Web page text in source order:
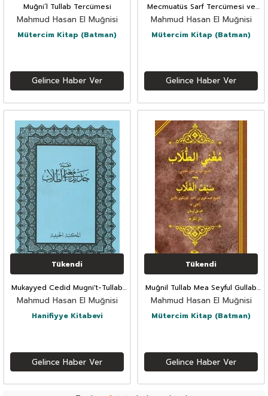
Muğni’l Tullab Tercümesi
Mahmud Hasan El Muğnisi
Mütercim Kitap (Batman)
Gelince Haber Ver
Mecmuatüs Sarf Tercümesi ve
Dipnotlar; Emsile Bina Maksud
İzzi
Mahmud Hasan El Muğnisi
Mütercim Kitap (Batman)
Gelince Haber Ver
Tükendi
Mukayyed Cedid Mugni't-Tullab
(Medrese Usulü Eski Dizgi
Arapça)-???? ???? ???? ??????
Mahmud Hasan El Muğnisi
Hanifiyye Kitabevi
Gelince Haber Ver
Tükendi
Muğnil Tullab Mea Seyful Gullab
(Arapça)
Mahmud Hasan El Muğnisi
Mütercim Kitap (Batman)
Gelince Haber Ver